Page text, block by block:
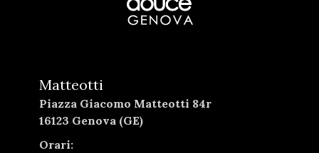
Matteotti
Piazza Giacomo Matteotti 84r
16123 Genova (GE)
Orari: